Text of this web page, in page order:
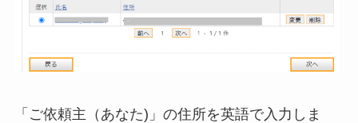
「ご依頼主（あなた)」の住所を英語で入力しま